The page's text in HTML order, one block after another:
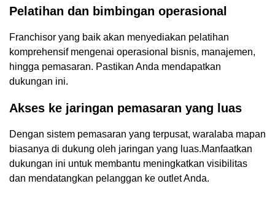
Pelatihan dan bimbingan operasional
Franchisor yang baik akan menyediakan pelatihan
komprehensif mengenai operasional bisnis, manajemen,
hingga pemasaran. Pastikan Anda mendapatkan
dukungan ini.
Akses ke jaringan pemasaran yang luas
Dengan sistem pemasaran yang terpusat, waralaba mapan
biasanya di dukung oleh jaringan yang luas.Manfaatkan
dukungan ini untuk membantu meningkatkan visibilitas
dan mendatangkan pelanggan ke outlet Anda.